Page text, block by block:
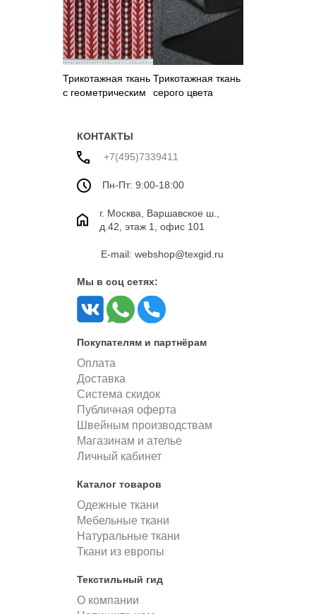
Трикотажная ткань
с геометрическим
Трикотажная ткань
серого цвета
КОНТАКТЫ
+7(495)7339411
Пн-Пт: 9:00-18:00
г. Москва, Варшавское ш.,
д.42, этаж 1, офис 101
E-mail: webshop@texgid.ru
Мы в соц сетях:
Покупателям и партнёрам
Оплата
Доставка
Система скидок
Публичная оферта
Швейным производствам
Магазинам и ателье
Личный кабинет
Каталог товаров
Одежные ткани
Мебельные ткани
Натуральные ткани
Ткани из европы
Текстильный гид
О компании